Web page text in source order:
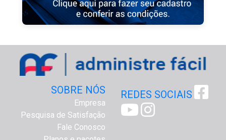
SOBRE NÓS
Empresa
Pesquisa de Satisfação
Fale Conosco
REDES SOCIAIS